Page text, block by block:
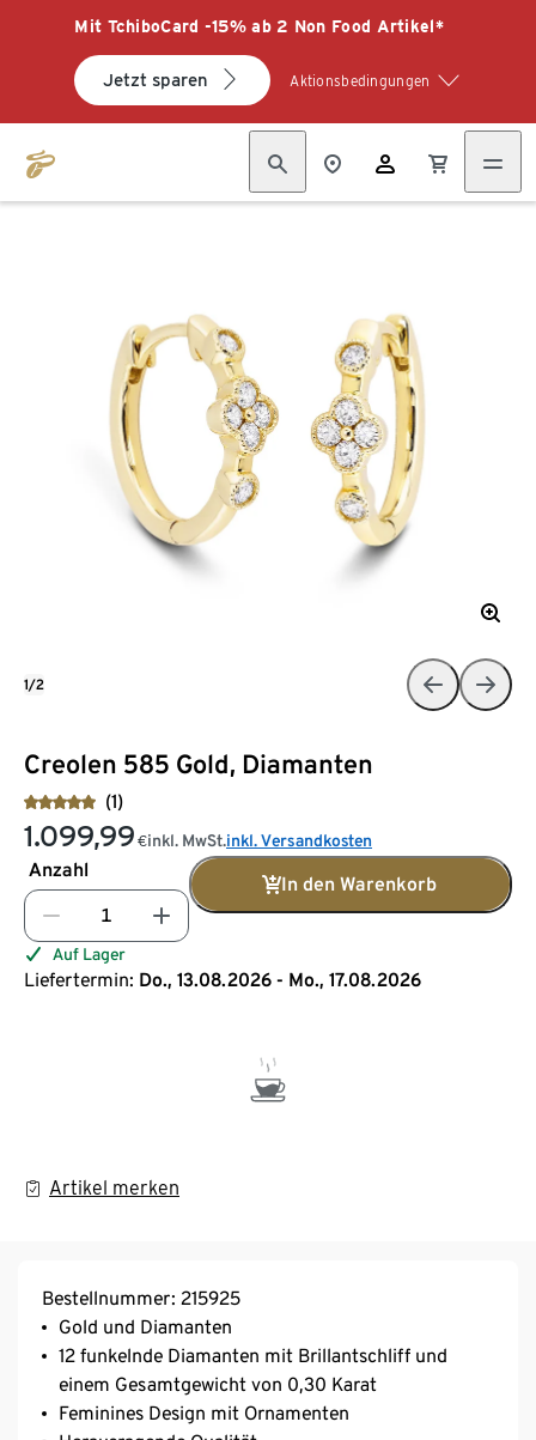
Mit TchiboCard -15% ab 2 Non Food Artikel*
Jetzt sparen Aktionsbedingungen
Creolen 585 Gold, Diamanten
(1)
1.099,99 €inkl. MwSt.inkl. Versandkosten
Anzahl
In den Warenkorb
Auf Lager
Liefertermin: Do., 13.08.2026 - Mo., 17.08.2026
Artikel merken
1/2
Bestellnummer: 215925
Gold und Diamanten
12 funkelnde Diamanten mit Brillantschliff und
einem Gesamtgewicht von 0,30 Karat
Feminines Design mit Ornamenten